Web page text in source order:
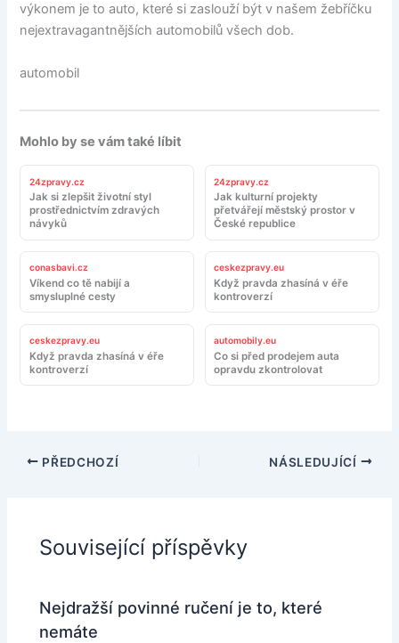
výkonem je to auto, které si zaslouží být v našem žebříčku
nejextravagantnějších automobilů všech dob.
automobil
Mohlo by se vám také líbit
24zpravy.cz
Jak si zlepšit životní styl
prostřednictvím zdravých
návyků
24zpravy.cz
Jak kulturní projekty
přetvářejí městský prostor v
České republice
conasbavi.cz
Víkend co tě nabijí a
smysluplné cesty
ceskezpravy.eu
Když pravda zhasíná v éře
kontroverzí
ceskezpravy.eu
Když pravda zhasíná v éře
kontroverzí
automobily.eu
Co si před prodejem auta
opravdu zkontrolovat
PŘEDCHOZÍ NÁSLEDUJÍCÍ
Související příspěvky
Nejdražší povinné ručení je to, které
nemáte